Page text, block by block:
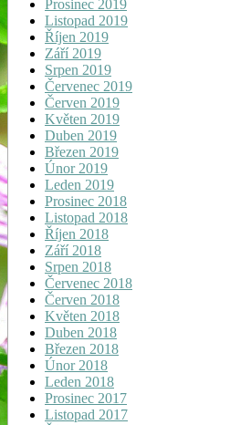
Prosinec 2019
Listopad 2019
Říjen 2019
Září 2019
Srpen 2019
Červenec 2019
Červen 2019
Květen 2019
Duben 2019
Březen 2019
Únor 2019
Leden 2019
Prosinec 2018
Listopad 2018
Říjen 2018
Září 2018
Srpen 2018
Červenec 2018
Červen 2018
Květen 2018
Duben 2018
Březen 2018
Únor 2018
Leden 2018
Prosinec 2017
Listopad 2017